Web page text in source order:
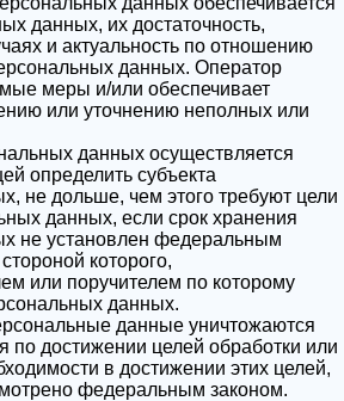
данных, их достаточность,
и актуальность по отношению
данных. Оператор
меры и/или обеспечивает
или уточнению неполных или
данных осуществляется
определить субъекта
не дольше, чем этого требуют цели
данных, если срок хранения
не установлен федеральным
которого,
или поручителем по которому
данных.
данные уничтожаются
по достижении целей обработки или
в достижении этих целей,
федеральным законом.